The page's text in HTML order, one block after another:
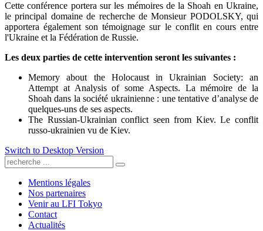
Cette conférence portera sur les mémoires de la Shoah en Ukraine,
le principal domaine de recherche de Monsieur PODOLSKY, qui
apportera également son témoignage sur le conflit en cours entre
l'Ukraine et la Fédération de Russie.
Les deux parties de cette intervention seront les suivantes :
Memory about the Holocaust in Ukrainian Society: an
Attempt at Analysis of some Aspects. La mémoire de la
Shoah dans la société ukrainienne : une tentative d’analyse de
quelques-uns de ses aspects.
The Russian-Ukrainian conflict seen from Kiev. Le conflit
russo-ukrainien vu de Kiev.
Switch to Desktop Version
Mentions légales
Nos partenaires
Venir au LFI Tokyo
Contact
Actualités